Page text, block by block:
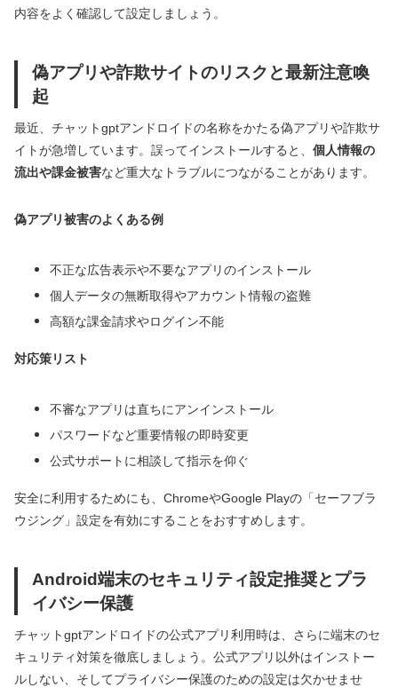
内容をよく確認して設定しましょう。
偽アプリや詐欺サイトのリスクと最新注意喚
起
最近、チャットgptアンドロイドの名称をかたる偽アプリや詐欺サ
イトが急増しています。誤ってインストールすると、 個人情報の
流出や課金被害など重大なトラブルにつながることがあります。
偽アプリ被害のよくある例
不正な広告表示や不要なアプリのインストール
個人データの無断取得やアカウント情報の盗難
高額な課金請求やログイン不能
対応策リスト
不審なアプリは直ちにアンインストール
パスワードなど重要情報の即時変更
公式サポートに相談して指示を仰ぐ
安全に利用するためにも、ChromeやGoogle Playの「セーフブラ
ウジング」設定を有効にすることをおすすめします。
Android端末のセキュリティ設定推奨とプラ
イバシー保護
チャットgptアンドロイドの公式アプリ利用時は、さらに端末のセ
キュリティ対策を徹底しましょう。公式アプリ以外はインストー
ルしない、そしてプライバシー保護のための設定は欠かせませ